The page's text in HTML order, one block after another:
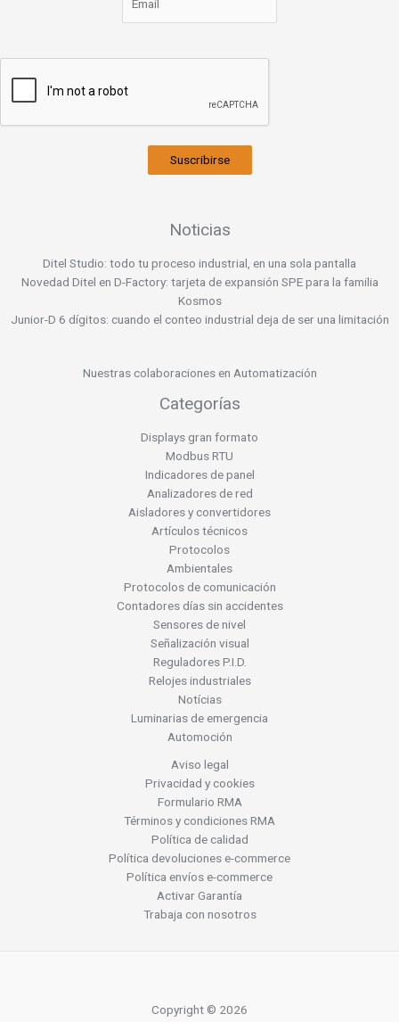
Suscribirse
Noticias
Ditel Studio: todo tu proceso industrial, en una sola pantalla
Novedad Ditel en D-Factory: tarjeta de expansión SPE para la familia
Kosmos
Junior-D 6 dígitos: cuando el conteo industrial deja de ser una limitación
Nuestras colaboraciones en Automatización
Categorías
Displays gran formato
Modbus RTU
Indicadores de panel
Analizadores de red
Aisladores y convertidores
Artículos técnicos
Protocolos
Ambientales
Protocolos de comunicación
Contadores días sin accidentes
Sensores de nivel
Señalización visual
Reguladores P.I.D.
Relojes industriales
Notícias
Luminarias de emergencia
Automoción
Aviso legal
Privacidad y cookies
Formulario RMA
Términos y condiciones RMA
Política de calidad
Política devoluciones e-commerce
Política envíos e-commerce
Activar Garantía
Trabaja con nosotros
Copyright © 2026